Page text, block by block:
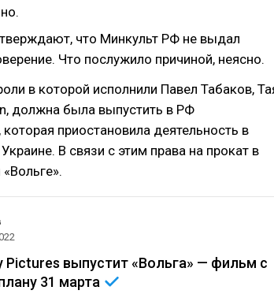
что Минкульт РФ не выдал
Что послужило причиной, неясно.
в которой исполнили Павел Табаков,
должна была выпустить в РФ
приостановила деятельность в
В связи с этим права на прокат в
Pictures выпустит «Вольга» — фильм c
31 марта